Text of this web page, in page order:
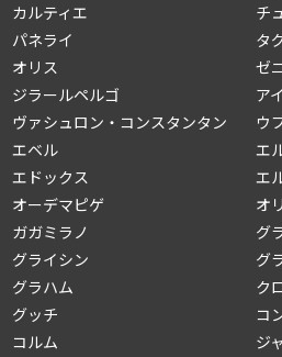
カルティエ
チ
パネライ
タ
オリス
ゼ
ジラールペルゴ
ア
ヴァシュロン・コンスタンタン
ウ
エベル
エ
エドックス
エ
オーデマピゲ
オ
ガガミラノ
グ
グライシン
グ
グラハム
ク
グッチ
コ
コルム
ジ